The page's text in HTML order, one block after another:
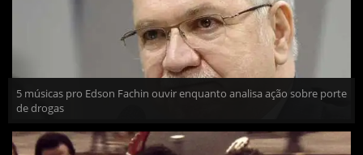
5 músicas pro Edson Fachin ouvir enquanto analisa ação sobre porte
de drogas